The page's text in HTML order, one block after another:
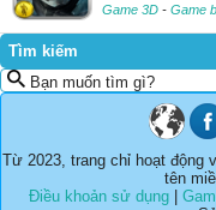
Game 3D - Game
Tìm kiếm
Bạn muốn tìm gì?
Từ 2023, trang chỉ hoạt động
tên
Điều khoản sử dụng